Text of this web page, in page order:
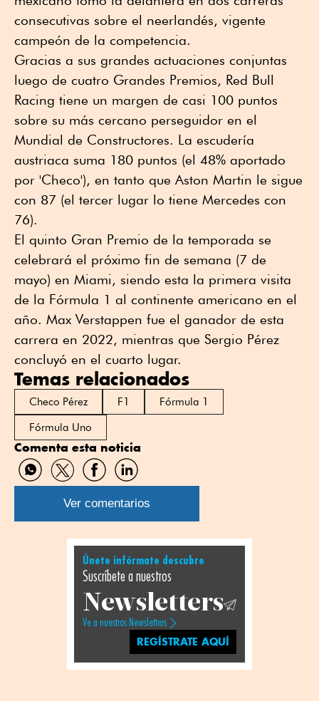
consecutivas sobre el neerlandés, vigente
campeón de la competencia.
Gracias a sus grandes actuaciones conjuntas
luego de cuatro Grandes Premios, Red Bull
Racing tiene un margen de casi 100 puntos
sobre su más cercano perseguidor en el
Mundial de Constructores. La escudería
austriaca suma 180 puntos (el 48% aportado
por 'Checo'), en tanto que Aston Martin le sigue
con 87 (el tercer lugar lo tiene Mercedes con
76).
El quinto Gran Premio de la temporada se
celebrará el próximo fin de semana (7 de
mayo) en Miami, siendo esta la primera visita
de la Fórmula 1 al continente americano en el
año. Max Verstappen fue el ganador de esta
carrera en 2022, mientras que Sergio Pérez
concluyó en el cuarto lugar.
Temas relacionados
Checo Pérez F1
Fórmula 1
Fórmula Uno
Comenta esta noticia
Compartir
por
WhatsApp
Compartir
por
Twitter
Compartir
por
Facebook
Compartir
por
Linkedin
Ver comentarios
Únete infórmate descubre
Suscríbete a nuestros
Newsletters
Ve a nuestros Newsletters
REGÍSTRATE AQUÍ